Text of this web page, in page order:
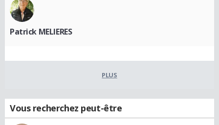
Patrick MELIERES
PLUS
Vous recherchez peut-être